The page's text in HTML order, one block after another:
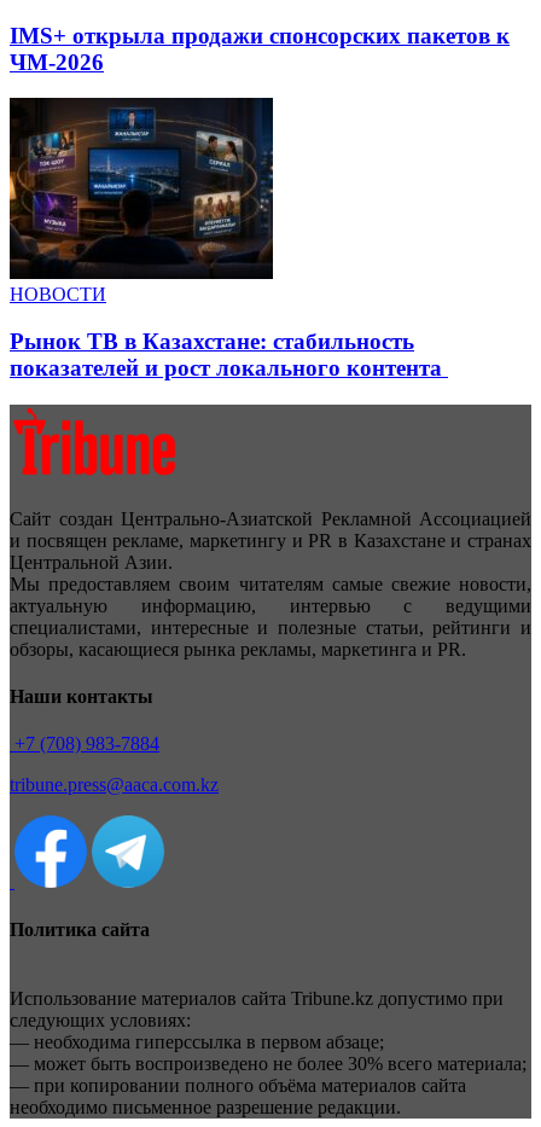
IMS+ открыла продажи спонсорских пакетов к
ЧМ-2026
НОВОСТИ
Рынок ТВ в Казахстане: стабильность
показателей и рост локального контента
Сайт создан Центрально-Азиатской Рекламной Ассоциацией
и посвящен рекламе, маркетингу и PR в Казахстане и странах
Центральной Азии.
Мы предоставляем своим читателям самые свежие новости,
актуальную информацию, интервью с ведущими
специалистами, интересные и полезные статьи, рейтинги и
обзоры, касающиеся рынка рекламы, маркетинга и PR.
Наши контакты
+7 (708) 983-7884
tribune.press@aaca.com.kz
Политика сайта
Использование материалов сайта Tribune.kz допустимо при
следующих условиях:
— необходима гиперссылка в первом абзаце;
— может быть воспроизведено не более 30% всего материала;
— при копировании полного объёма материалов сайта
необходимо письменное разрешение редакции.